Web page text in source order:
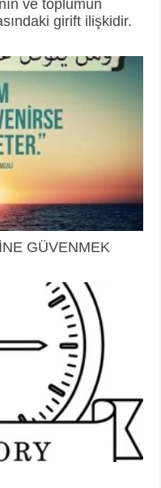
ve toplumun
girift ilişkidir.
GÜVENMEK